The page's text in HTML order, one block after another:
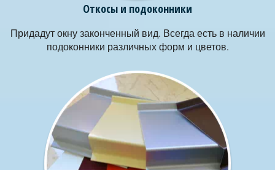
Откосы и подоконники
Придадут окну законченный вид. Всегда есть в наличии
подоконники различных форм и цветов.